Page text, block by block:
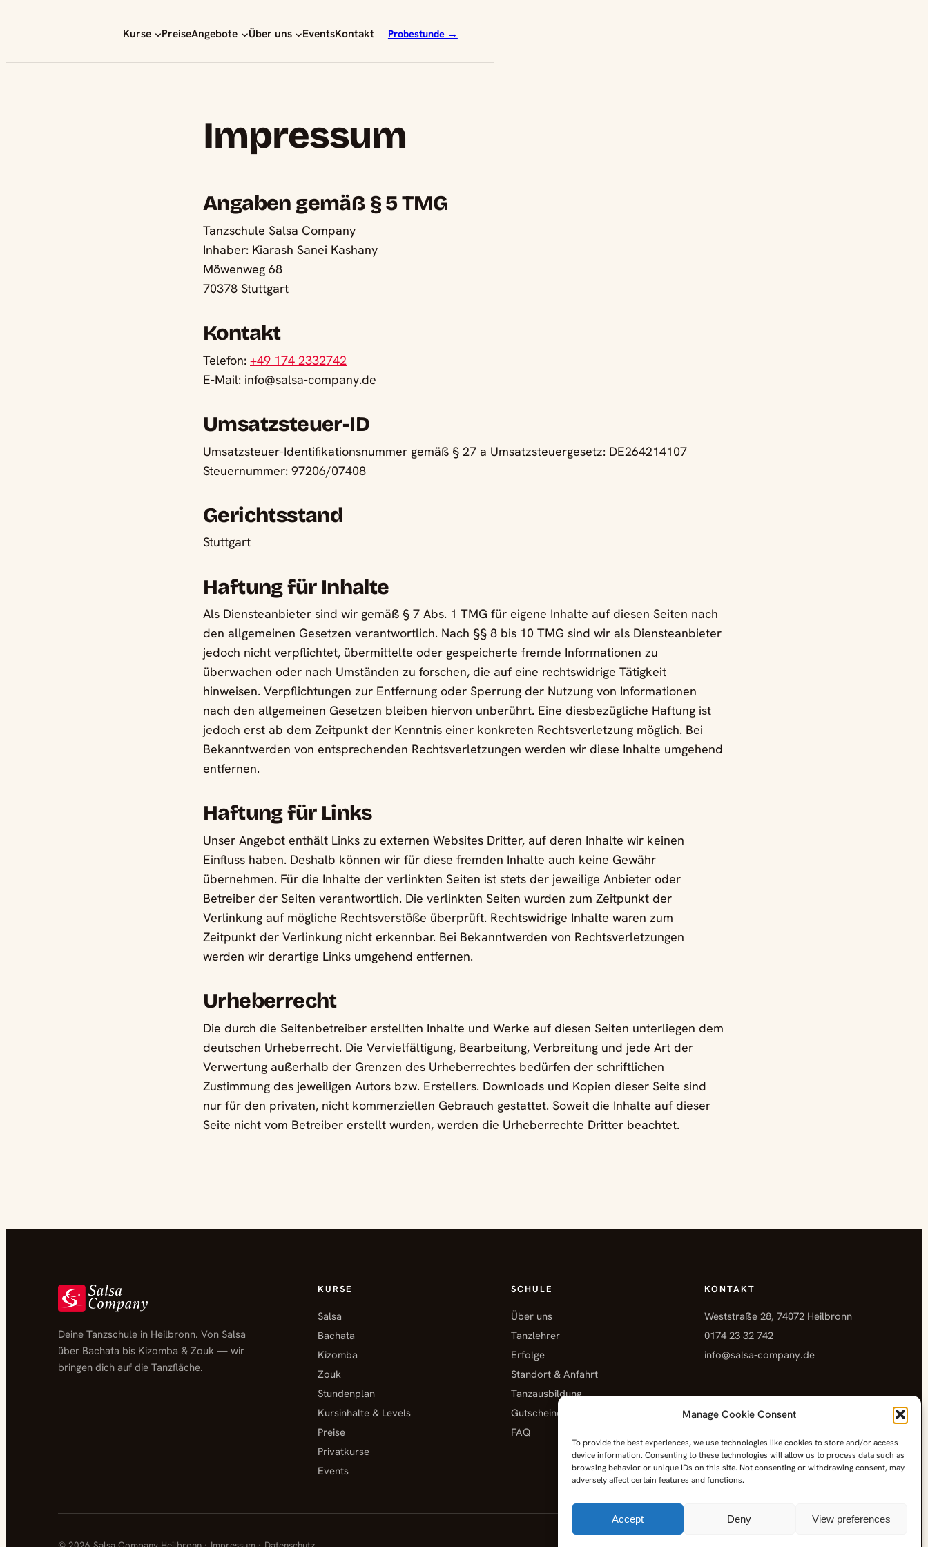
Manage Cookie Consent
To provide the best experiences, we use technologies like cookies to store and/or access
device information. Consenting to these technologies will allow us to process data such as
browsing behavior or unique IDs on this site. Not consenting or withdrawing consent, may
adversely affect certain features and functions.
Accept Deny View preferences
Kurse PreiseAngebote Über uns EventsKontakt Probestunde →
Impressum
Angaben gemäß § 5 TMG
Tanzschule Salsa Company
Inhaber: Kiarash Sanei Kashany
Möwenweg 68
70378 Stuttgart
Kontakt
Telefon: +49 174 2332742
E-Mail: info@salsa-company.de
Umsatzsteuer-ID
Umsatzsteuer-Identifikationsnummer gemäß § 27 a Umsatzsteuergesetz: DE264214107
Steuernummer: 97206/07408
Gerichtsstand
Stuttgart
Haftung für Inhalte
Als Diensteanbieter sind wir gemäß § 7 Abs. 1 TMG für eigene Inhalte auf diesen Seiten nach
den allgemeinen Gesetzen verantwortlich. Nach §§ 8 bis 10 TMG sind wir als Diensteanbieter
jedoch nicht verpflichtet, übermittelte oder gespeicherte fremde Informationen zu
überwachen oder nach Umständen zu forschen, die auf eine rechtswidrige Tätigkeit
hinweisen. Verpflichtungen zur Entfernung oder Sperrung der Nutzung von Informationen
nach den allgemeinen Gesetzen bleiben hiervon unberührt. Eine diesbezügliche Haftung ist
jedoch erst ab dem Zeitpunkt der Kenntnis einer konkreten Rechtsverletzung möglich. Bei
Bekanntwerden von entsprechenden Rechtsverletzungen werden wir diese Inhalte umgehend
entfernen.
Haftung für Links
Unser Angebot enthält Links zu externen Websites Dritter, auf deren Inhalte wir keinen
Einfluss haben. Deshalb können wir für diese fremden Inhalte auch keine Gewähr
übernehmen. Für die Inhalte der verlinkten Seiten ist stets der jeweilige Anbieter oder
Betreiber der Seiten verantwortlich. Die verlinkten Seiten wurden zum Zeitpunkt der
Verlinkung auf mögliche Rechtsverstöße überprüft. Rechtswidrige Inhalte waren zum
Zeitpunkt der Verlinkung nicht erkennbar. Bei Bekanntwerden von Rechtsverletzungen
werden wir derartige Links umgehend entfernen.
Urheberrecht
Die durch die Seitenbetreiber erstellten Inhalte und Werke auf diesen Seiten unterliegen dem
deutschen Urheberrecht. Die Vervielfältigung, Bearbeitung, Verbreitung und jede Art der
Verwertung außerhalb der Grenzen des Urheberrechtes bedürfen der schriftlichen
Zustimmung des jeweiligen Autors bzw. Erstellers. Downloads und Kopien dieser Seite sind
nur für den privaten, nicht kommerziellen Gebrauch gestattet. Soweit die Inhalte auf dieser
Seite nicht vom Betreiber erstellt wurden, werden die Urheberrechte Dritter beachtet.
Deine Tanzschule in Heilbronn. Von Salsa
über Bachata bis Kizomba & Zouk — wir
bringen dich auf die Tanzfläche.
KURSE
Salsa
Bachata
Kizomba
Zouk
Stundenplan
Kursinhalte & Levels
Preise
Privatkurse
Events
SCHULE
Über uns
Tanzlehrer
Erfolge
Standort & Anfahrt
Tanzausbildung
Gutscheine
FAQ
KONTAKT
Weststraße 28, 74072 Heilbronn
0174 23 32 742
info@salsa-company.de
FacebookInstagram